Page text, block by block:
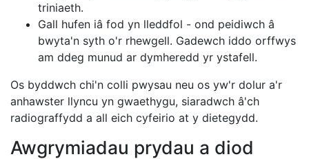
triniaeth.
Gall hufen iâ fod yn lleddfol - ond peidiwch â
bwyta'n syth o'r rhewgell. Gadewch iddo orffwys
am ddeg munud ar dymheredd yr ystafell.
Os byddwch chi'n colli pwysau neu os yw'r dolur a'r
anhawster llyncu yn gwaethygu, siaradwch â'ch
radiograffydd a all eich cyfeirio at y dietegydd.
Awgrymiadau prydau a diod